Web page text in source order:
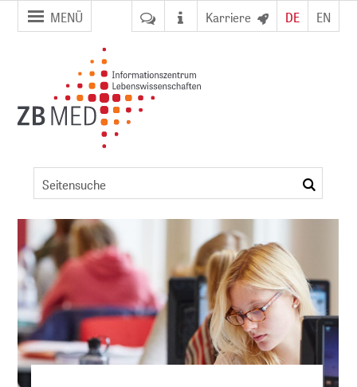
Zur
Seitennavigation
Zum
Inhalt
MENÜ Karriere DE EN
Angebote
suchen